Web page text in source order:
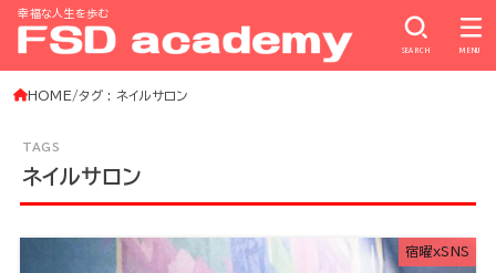
幸福な人生を歩む
SEARCH MENU
HOME タグ : ネイルサロン
ネイルサロン
宿曜xSNS